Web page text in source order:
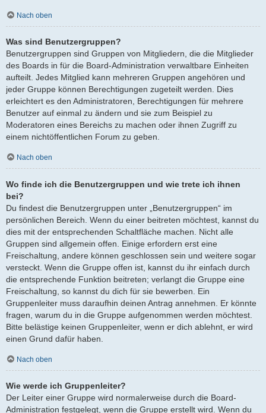
Nach oben
Was sind Benutzergruppen?
Benutzergruppen sind Gruppen von Mitgliedern, die die Mitglieder
des Boards in für die Board-Administration verwaltbare Einheiten
aufteilt. Jedes Mitglied kann mehreren Gruppen angehören und
jeder Gruppe können Berechtigungen zugeteilt werden. Dies
erleichtert es den Administratoren, Berechtigungen für mehrere
Benutzer auf einmal zu ändern und sie zum Beispiel zu
Moderatoren eines Bereichs zu machen oder ihnen Zugriff zu
einem nichtöffentlichen Forum zu geben.
Nach oben
Wo finde ich die Benutzergruppen und wie trete ich ihnen
bei?
Du findest die Benutzergruppen unter „Benutzergruppen“ im
persönlichen Bereich. Wenn du einer beitreten möchtest, kannst du
dies mit der entsprechenden Schaltfläche machen. Nicht alle
Gruppen sind allgemein offen. Einige erfordern erst eine
Freischaltung, andere können geschlossen sein und weitere sogar
versteckt. Wenn die Gruppe offen ist, kannst du ihr einfach durch
die entsprechende Funktion beitreten; verlangt die Gruppe eine
Freischaltung, so kannst du dich für sie bewerben. Ein
Gruppenleiter muss daraufhin deinen Antrag annehmen. Er könnte
fragen, warum du in die Gruppe aufgenommen werden möchtest.
Bitte belästige keinen Gruppenleiter, wenn er dich ablehnt, er wird
einen Grund dafür haben.
Nach oben
Wie werde ich Gruppenleiter?
Der Leiter einer Gruppe wird normalerweise durch die Board-
Administration festgelegt, wenn die Gruppe erstellt wird. Wenn du